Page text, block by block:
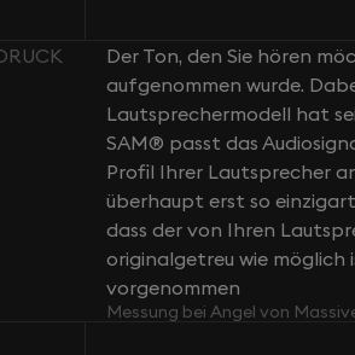
Der Ton, den Sie hören
aufgenommen wurde.
Lautsprechermodell hat
SAM® passt das
Profil Ihrer Lautsprecher
überhaupt erst so
dass der von Ihren
originalgetreu wie möglich
vorgenommen
Messung bei Angel von